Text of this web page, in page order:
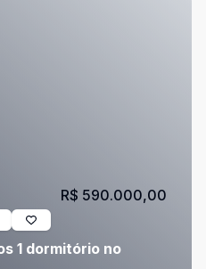
1 dormitório no
R$ 590.000,00